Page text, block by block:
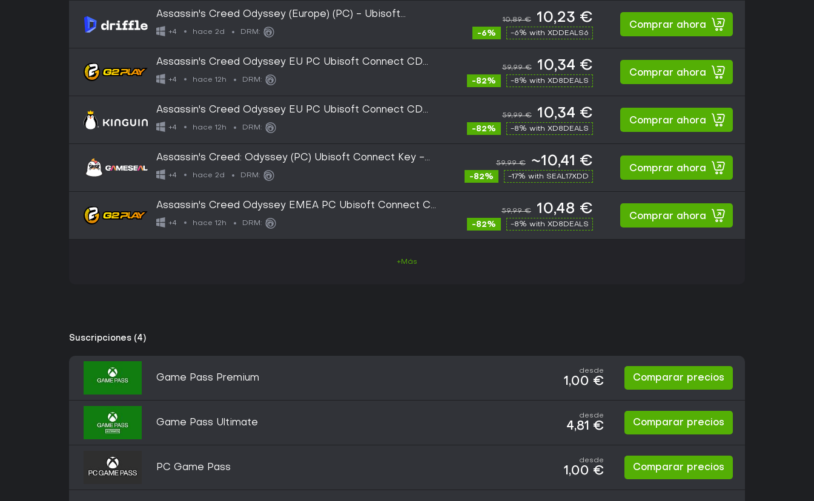
Assassin's Creed Odyssey (Europe) (PC) - Ubisoft
Connect - Digital Key
+4 hace 2d DRM:
10,89 € 10,23 €
-6% -6% with XDDEALS6
Comprar ahora
Assassin's Creed Odyssey EU PC Ubisoft Connect CD
Key
+4 hace 12h DRM:
59,99 € 10,34 €
-82% -8% with XD8DEALS
Comprar ahora
Assassin's Creed Odyssey EU PC Ubisoft Connect CD
Key
+4 hace 12h DRM:
59,99 € 10,34 €
-82% -8% with XD8DEALS
Comprar ahora
Assassin's Creed: Odyssey (PC) Ubisoft Connect Key -
EU
+4 hace 2d DRM:
59,99 € ~10,41 €
-82% -17% with SEAL17XDD
Comprar ahora
Assassin's Creed Odyssey EMEA PC Ubisoft Connect CD
Key
+4 hace 12h DRM:
59,99 € 10,48 €
-82% -8% with XD8DEALS
Comprar ahora
+Más
Suscripciones (4)
Game Pass Premium
desde
1,00 € Comparar precios
Game Pass Ultimate
desde
4,81 € Comparar precios
PC Game Pass
desde
1,00 € Comparar precios